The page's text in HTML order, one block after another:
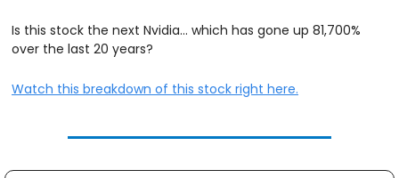
Is this stock the next Nvidia… which has gone up 81,700%
over the last 20 years?
Watch this breakdown of this stock right here.